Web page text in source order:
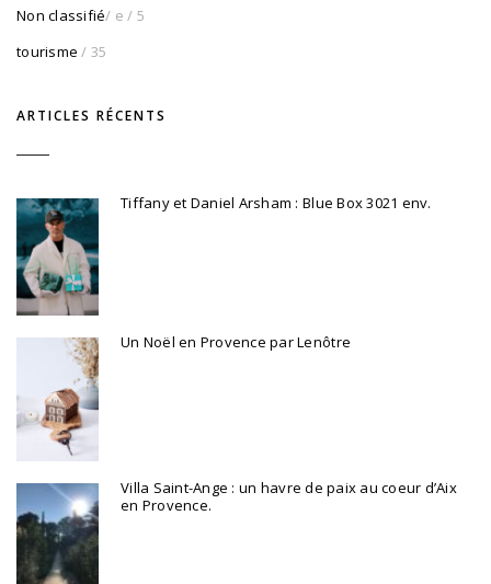
Non classifié/ e / 5
tourisme / 35
ARTICLES RÉCENTS
Tiffany et Daniel Arsham : Blue Box 3021 env.
Un Noël en Provence par Lenôtre
Villa Saint-Ange : un havre de paix au coeur d’Aix
en Provence.